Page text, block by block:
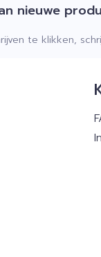
nieuwe
te klikken,